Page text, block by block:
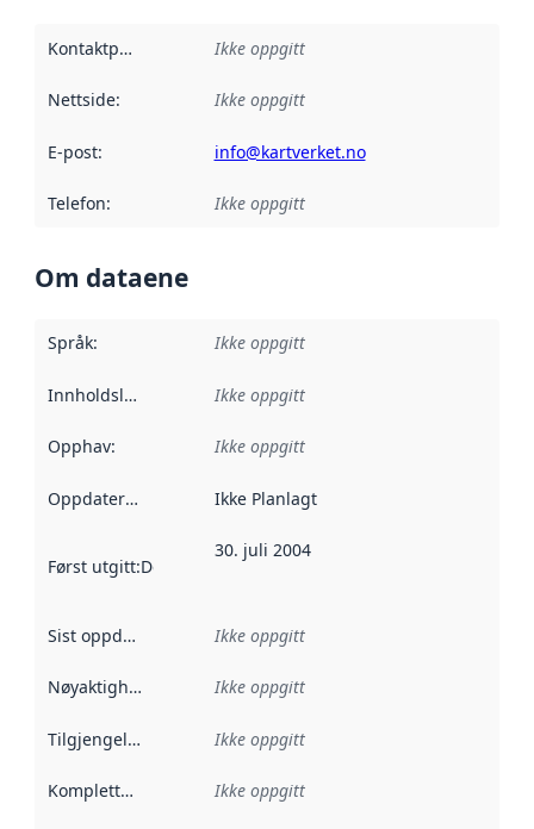
Kontaktpunkt Ikke oppgitt
Nettside: Ikke oppgitt
E-post: info@kartverket.no
Telefon: Ikke oppgitt
Om dataene
Språk: Ikke oppgitt
Innholdsleverandører :
Ikke oppgitt
Opphav: Ikke oppgitt
Oppdateringsfrekvens :
Ikke Planlagt
Først utgitt:Denne datoen sier når dataene i dette
30. juli 2004
Sist oppdatert Ikke oppgitt
Nøyaktighet Ikke oppgitt
Tilgjengelighet Ikke oppgitt
Kompletthet Ikke oppgitt